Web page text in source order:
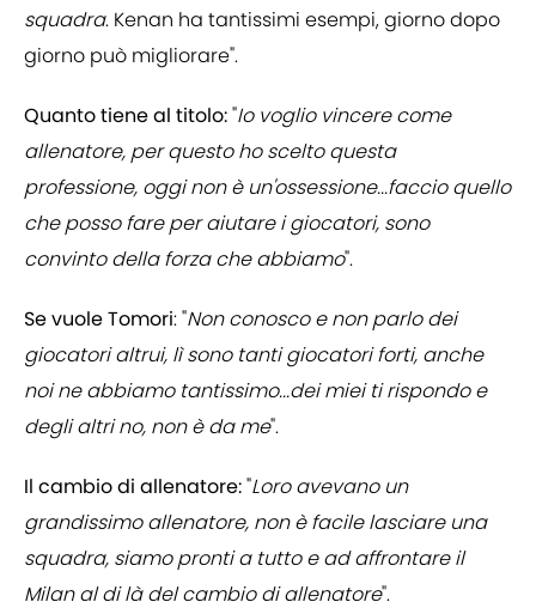
squadra. Kenan ha tantissimi esempi, giorno dopo
giorno può migliorare".
Quanto tiene al titolo:"Io voglio vincere come
allenatore, per questo ho scelto questa
professione, oggi non è un'ossessione...faccio quello
che posso fare per aiutare i giocatori, sono
convinto della forza che abbiamo".
Se vuole Tomori: "Non conosco e non parlo dei
giocatori altrui, lì sono tanti giocatori forti, anche
noi ne abbiamo tantissimo...dei miei ti rispondo e
degli altri no, non è da me".
Il cambio di allenatore:"Loro avevano un
grandissimo allenatore, non è facile lasciare una
squadra, siamo pronti a tutto e ad affrontare il
Milan al di là del cambio di allenatore".